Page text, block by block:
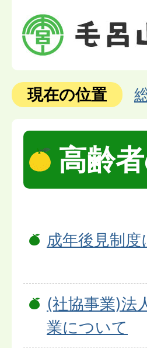
現在の位置
高齢
成年後見制度
(社協事業)法
業について